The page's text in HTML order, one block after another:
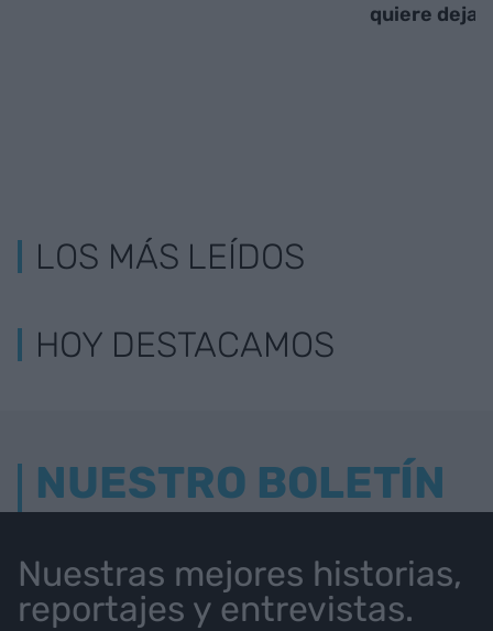
quiere
LOS MÁS LEÍDOS
HOY DESTACAMOS
NUESTRO BOLETÍN
Nuestras mejores historias,
reportajes y entrevistas.